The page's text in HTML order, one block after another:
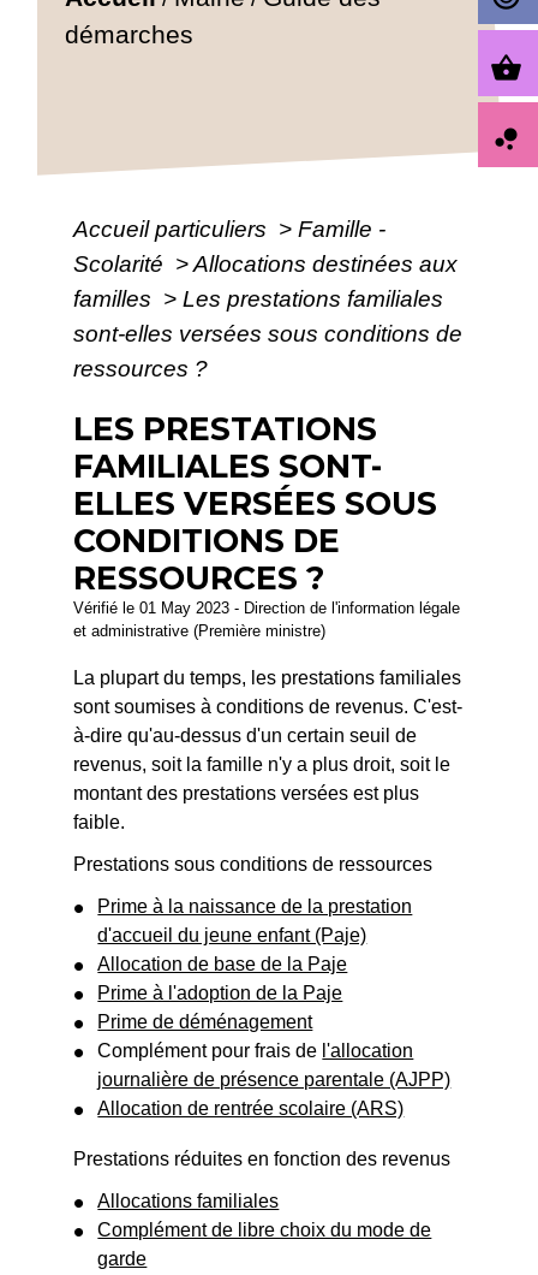
démarches
Accueil particuliers > Famille -
Scolarité >Allocations destinées aux
familles > Les prestations familiales
sont-elles versées sous conditions de
ressources ?
LES PRESTATIONS
FAMILIALES SONT-
ELLES VERSÉES SOUS
CONDITIONS DE
RESSOURCES ?
Vérifié le 01 May 2023 - Direction de l'information légale
et administrative (Première ministre)
La plupart du temps, les prestations familiales
sont soumises à conditions de revenus. C'est-
à-dire qu'au-dessus d'un certain seuil de
revenus, soit la famille n'y a plus droit, soit le
montant des prestations versées est plus
faible.
Prestations sous conditions de ressources
Prime à la naissance de la prestation
d'accueil du jeune enfant (Paje)
Allocation de base de la Paje
Prime à l'adoption de la Paje
Prime de déménagement
Complément pour frais de l'allocation
journalière de présence parentale (AJPP)
Allocation de rentrée scolaire (ARS)
Prestations réduites en fonction des revenus
Allocations familiales
Complément de libre choix du mode de
garde
shopping_basket
bubble_chart